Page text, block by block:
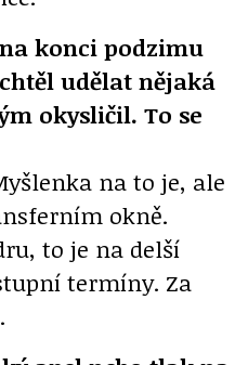
konci podzimu
udělat nějaká
okysličil. To se
na to je, ale
okně.
to je na delší
termíny. Za